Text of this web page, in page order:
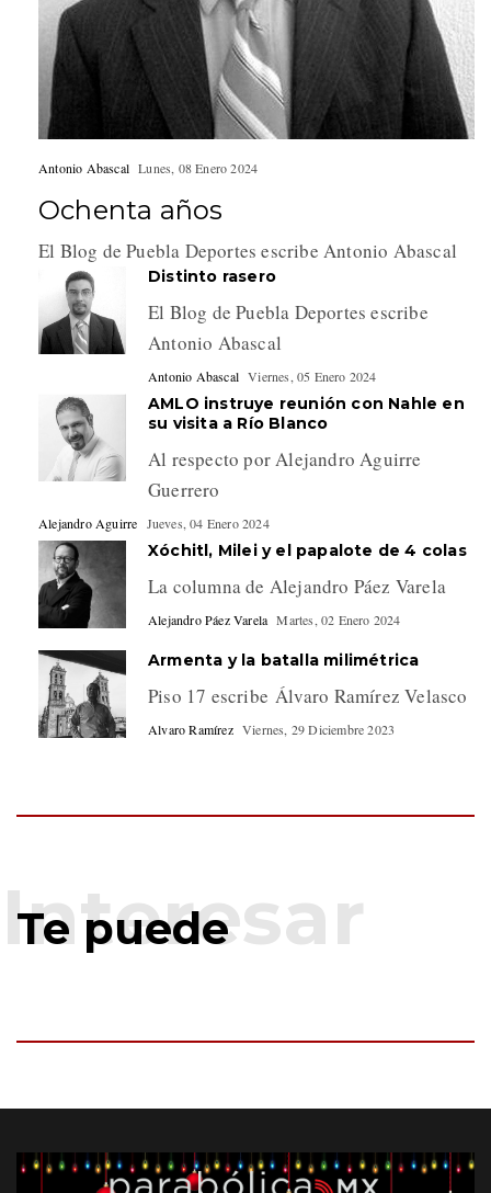
Antonio Abascal Lunes, 08 Enero 2024
Ochenta años
El Blog de Puebla Deportes escribe Antonio Abascal
Distinto rasero
El Blog de Puebla Deportes escribe
Antonio Abascal
Antonio Abascal Viernes, 05 Enero 2024
AMLO instruye reunión con Nahle en
su visita a Río Blanco
Al respecto por Alejandro Aguirre
Guerrero
Alejandro Aguirre Jueves, 04 Enero 2024
Xóchitl, Milei y el papalote de 4 colas
La columna de Alejandro Páez Varela
Alejandro Páez Varela Martes, 02 Enero 2024
Armenta y la batalla milimétrica
Piso 17 escribe Álvaro Ramírez Velasco
Alvaro Ramírez Viernes, 29 Diciembre 2023
Te puede